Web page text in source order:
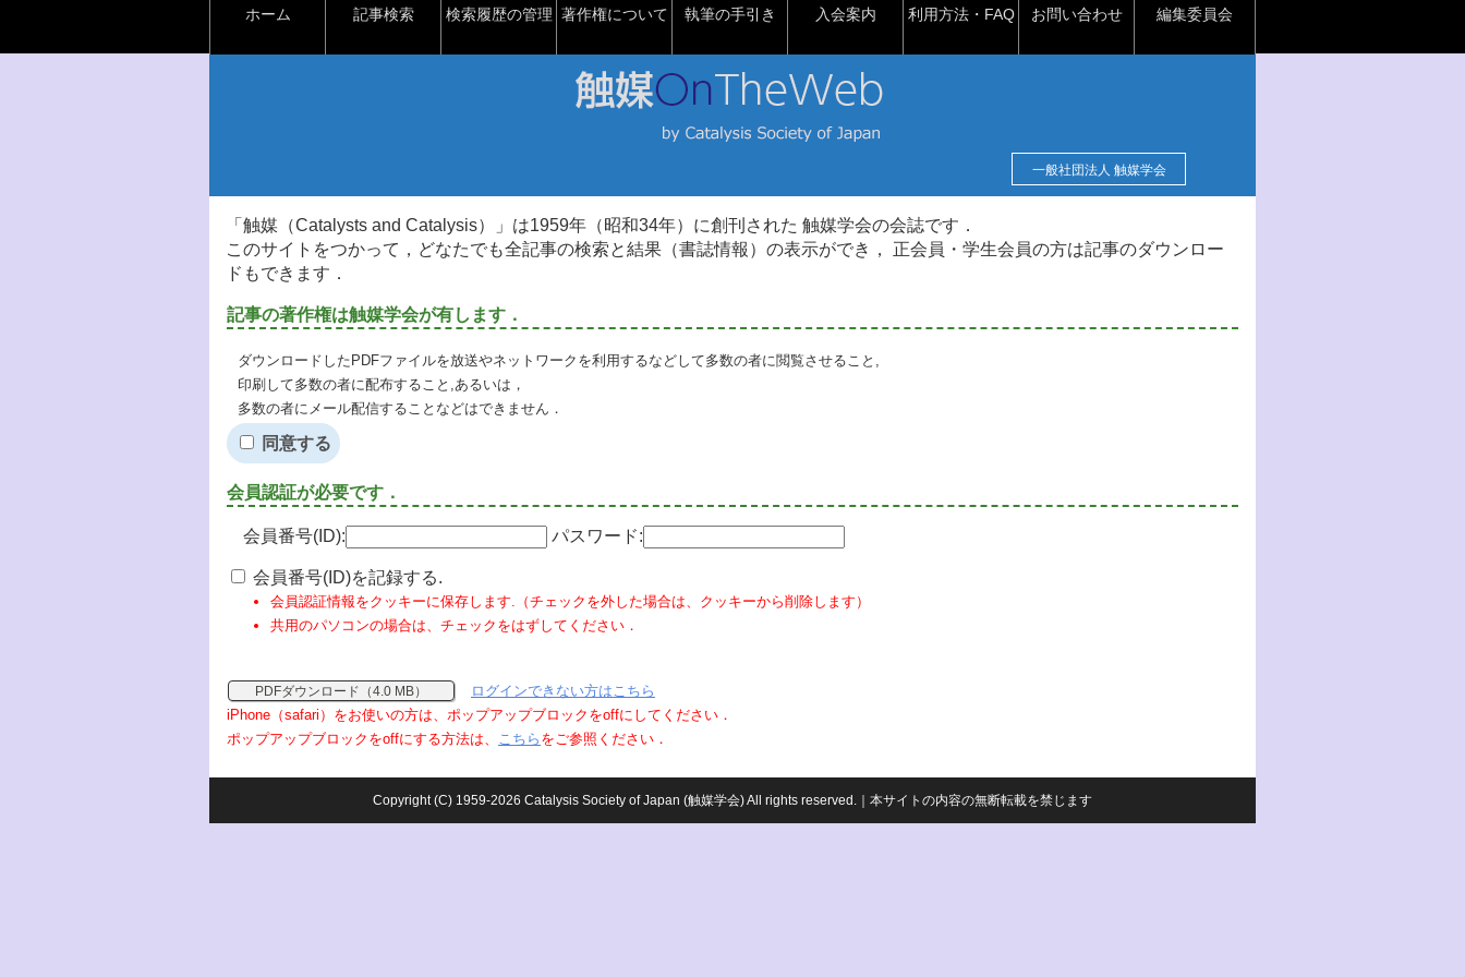
ホーム 記事検索 検索履歴の管理 著作権について 執筆の手引き 入会案内 利用方法・FAQ お問い合わせ 編集委員会
一般社団法人 触媒学会
「触媒（Catalysts and Catalysis）」は1959年（昭和34年）に創刊された 触媒学会の会誌です．
このサイトをつかって，どなたでも全記事の検索と結果（書誌情報）の表示ができ， 正会員・学生会員の方は記事のダウンロー
ドもできます．
記事の著作権は触媒学会が有します．
ダウンロードしたPDFファイルを放送やネットワークを利用するなどして多数の者に閲覧させること,
印刷して多数の者に配布すること,あるいは，
多数の者にメール配信することなどはできません．
同意する
会員認証が必要です．
会員番号(ID): パスワード:
会員番号(ID)を記録する.
会員認証情報をクッキーに保存します.（チェックを外した場合は、クッキーから削除します）
共用のパソコンの場合は、チェックをはずしてください．
PDFダウンロード（4.0 MB）
ログインできない方はこちら
iPhone（safari）をお使いの方は、ポップアップブロックをoffにしてください．
ポップアップブロックをoffにする方法は、 こちら をご参照ください．
Copyright (C) 1959-2026 Catalysis Society of Japan (触媒学会) All rights reserved.｜本サイトの内容の無断転載を禁じます